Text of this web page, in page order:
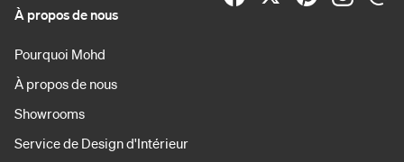
À propos de nous
Pourquoi Mohd
À propos de nous
Showrooms
Service de Design d'Intérieur